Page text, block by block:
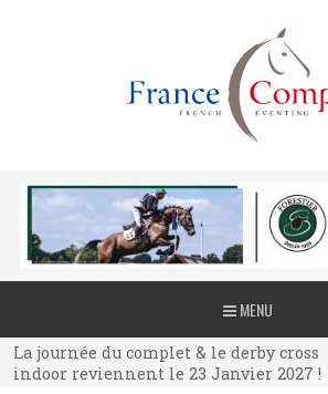
MENU
La journée du complet & le derby cross
indoor reviennent le 23 Janvier 2027 !
La journée du complet & le derby cross
indoor reviennent le 23 Janvier 2027 !